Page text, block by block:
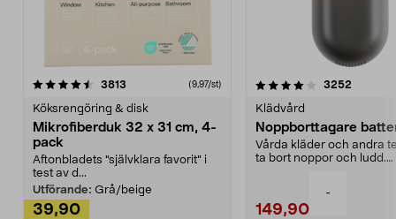
-
3813 (9,97/st)
Köksrengöring & disk
Mikrofiberduk 32 x 31 cm, 4-
pack
Aftonbladets "självklara favorit” i
test av d...
Utförande: Grå/beige
39,90
4.0av 5 stjärnor 3252
Klädvård
Noppborttagare
Vårda kläder och andra
ta bort noppor och ludd.
149,90
4.5av 5 stjärnor